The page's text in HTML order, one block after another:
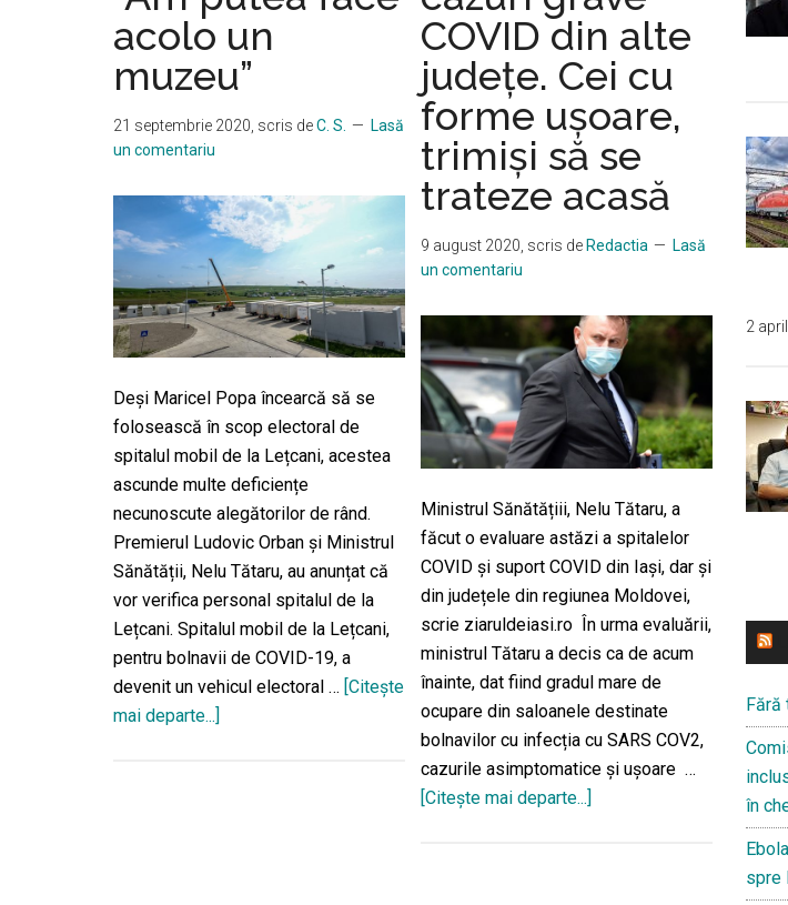
Lețcani.
doi
mai
sunt
viață
acolo un
muzeu”
21 septembrie 2020 , scris deC. S.
Lasă
un comentariu
Deşi Maricel Popa încearcă să se
folosească în scop electoral de
spitalul mobil de la Lețcani, acestea
ascunde multe deficiențe
necunoscute alegătorilor de rând.
Premierul Ludovic Orban și Ministrul
Sănătății, Nelu Tătaru, au anunțat că
vor verifica personal spitalul de la
Lețcani. Spitalul mobil de la Lețcani,
pentru bolnavii de COVID-19, a
devenit un vehicul electoral … [Citeşte
mai departe...]
COVID din alte
județe. Cei cu
forme ușoare,
trimiși să se
trateze acasă
9 august 2020 , scris de Redactia
Lasă
un comentariu
Ministrul Sănătățiii, Nelu Tătaru, a
făcut o evaluare astăzi a spitalelor
COVID și suport COVID din Iași, dar și
din județele din regiunea Moldovei,
scrie ziaruldeiasi.ro În urma evaluării,
ministrul Tătaru a decis ca de acum
înainte, dat fiind gradul mare de
ocupare din saloanele destinate
bolnavilor cu infecția cu SARS COV2,
cazurile asimptomatice și ușoare …
[Citeşte mai departe...]
2
Fără
în
spre